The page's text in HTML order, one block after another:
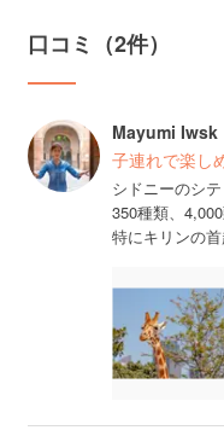
口コミ（2件）
Mayumi Iwsk
子連れで楽し
シドニーのシ
350種類、
特にキリンの